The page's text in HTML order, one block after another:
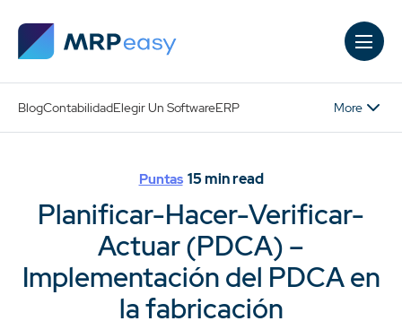
BlogContabilidadElegir Un SoftwareERP More
Puntas 15min read
Planificar-Hacer-Verificar-
Actuar (PDCA) –
Implementación del PDCA en
la fabricación